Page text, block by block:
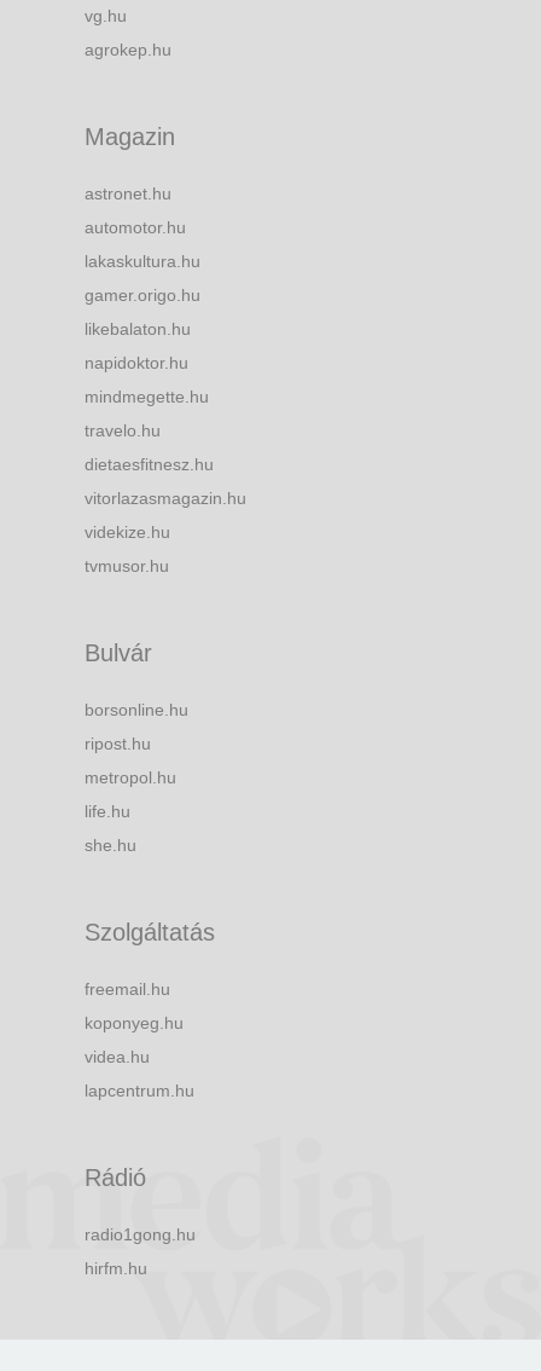
vg.hu
agrokep.hu
Magazin
astronet.hu
automotor.hu
lakaskultura.hu
gamer.origo.hu
likebalaton.hu
napidoktor.hu
mindmegette.hu
travelo.hu
dietaesfitnesz.hu
vitorlazasmagazin.hu
videkize.hu
tvmusor.hu
Bulvár
borsonline.hu
ripost.hu
metropol.hu
life.hu
she.hu
Szolgáltatás
freemail.hu
koponyeg.hu
videa.hu
lapcentrum.hu
Rádió
radio1gong.hu
hirfm.hu